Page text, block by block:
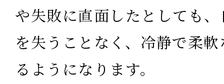
や失敗に直面したとしても
を失うことなく、冷静で柔
るようになります。